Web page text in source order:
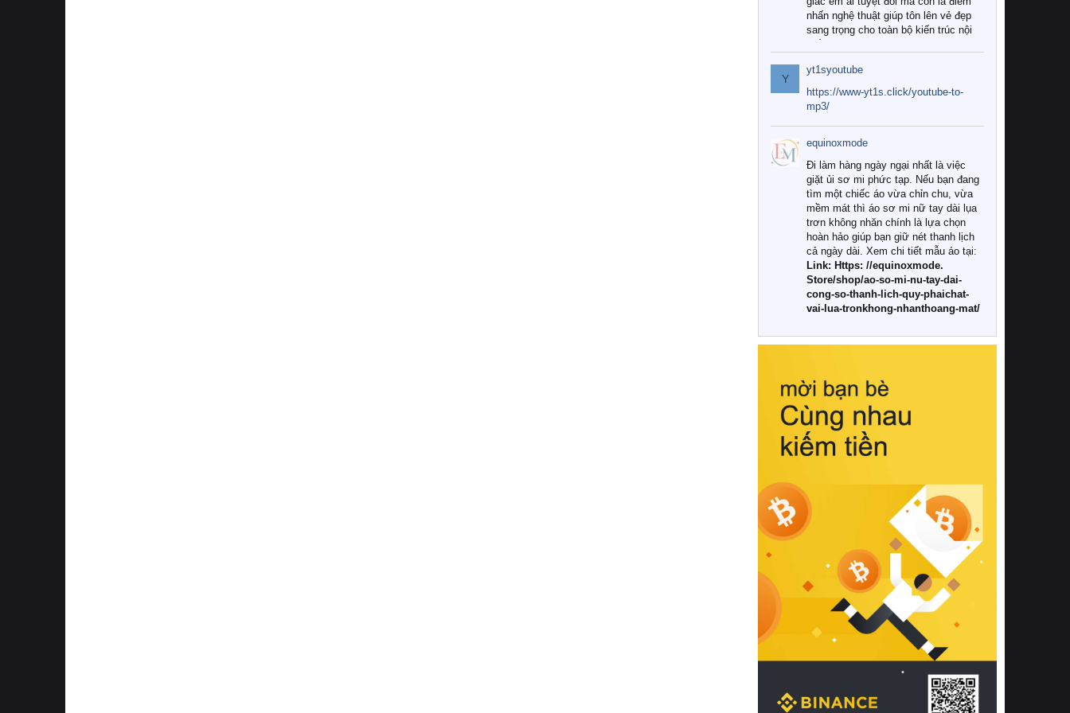
nhấn nghệ thuật giúp tôn lên vẻ đẹp
sang trọng cho toàn bộ kiến trúc nội
Tuy nhiên, giữa thị trường đa dạng
với vô vàn thương hiệu và mẫu mã
như hiện nay, làm thế nào để chọn
được những bộ chăn ga gối đệm cao
cấp thực sự chất lượng, phù hợp với
khí hậu và nhu cầu sử dụng của gia
đình? Hãy cùng chúng tôi đi tìm lời
giải đáp chi tiết qua bài viết dưới đây.
1. Tại sao các gia đình hiện đại lại ưa
chuộng chăn ga gối đệm cao cấp?
Khác với các dòng sản phẩm thông
thường, những bộ chăn ga gối đệm
cao cấp trải qua quy trình sản xuất
nghiêm ngặt từ khâu chọn lọc nguyên
liệu tự nhiên đến công nghệ dệt
nhuộm hiện đại không chứa hóa chất
này, bạn sẽ cảm nhận rõ rệt sự khác
hồi chuẩn xác của phần đệm nâng đỡ
cột sống.
Bên cạnh đó, việc lựa chọn các dòng
sản phẩm đạt chuẩn chất lượng quốc
tế còn giúp ngăn ngừa tình trạng kích
khuẩn và nấm mốc trong điều kiện
thời tiết nóng ẩm. Bạn có thể tìm hiểu
thêm các nghiên cứu khoa học về tác
động của giấc ngủ và môi trường
phòng ngủ đối với sức khỏe con
người tại Sleep Foundation (External
Link) để có cái nhìn toàn diện hơn.
2. Các tiêu chí vàng khi lựa chọn
chăn ga gối đệm cao cấp cho phòng
ngủ
Để sở hữu một bộ chăn ga gối đệm
cao cấp hoàn hảo cả về thẩm mỹ lẫn
công năng, người tiêu dùng cần cân
nhắc kỹ lưỡng các tiêu chí quan trọng
Y
yt1syoutube
https://www-yt1s.click/youtube-to-
mp3/
equinoxmode
Đi làm hàng ngày ngại nhất là việc
giặt ủi sơ mi phức tạp. Nếu bạn đang
tìm một chiếc áo vừa chỉn chu, vừa
mềm mát thì áo sơ mi nữ tay dài lụa
trơn không nhăn chính là lựa chọn
hoàn hảo giúp bạn giữ nét thanh lịch
cả ngày dài. Xem chi tiết mẫu áo tại:
Link: Https: //equinoxmode.
Store/shop/ao-so-mi-nu-tay-dai-
cong-so-thanh-lich-quy-phaichat-
vai-lua-tronkhong-nhanthoang-mat/